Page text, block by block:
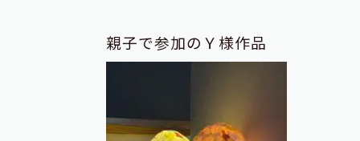
親子で参加のＹ様作品